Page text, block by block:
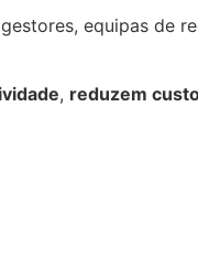
equipas de
, reduzem